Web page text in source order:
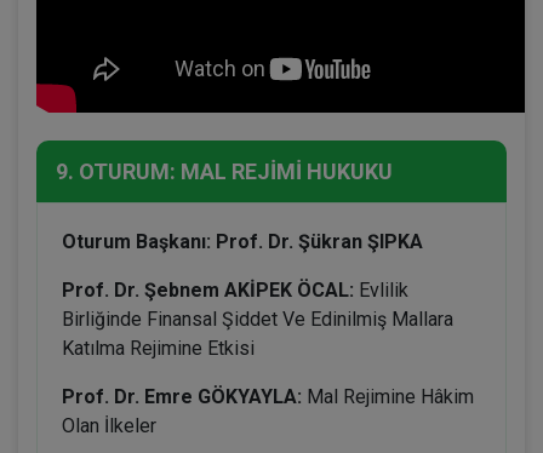
9. OTURUM: MAL REJİMİ HUKUKU
Oturum Başkanı: Prof. Dr. Şükran ŞIPKA
Prof. Dr. Şebnem AKİPEK ÖCAL: Evlilik
Birliğinde Finansal Şiddet Ve Edinilmiş Mallara
Katılma Rejimine Etkisi
Prof. Dr. Emre GÖKYAYLA: Mal Rejimine Hâkim
Olan İlkeler